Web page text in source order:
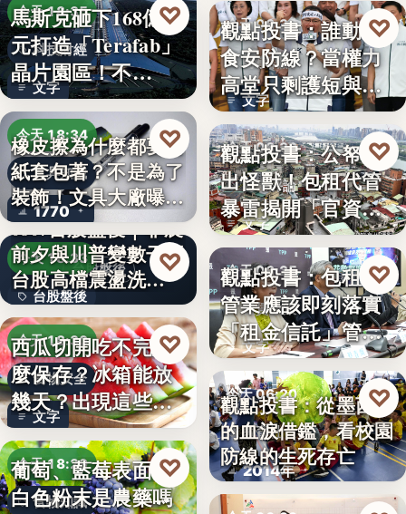
今天 18:35
科技財經
文字
馬斯克砸下168億美
元打造「Terafab」
晶片園區！不…
♡
今天 18:34
文具知識
1770
橡皮擦為什麼都要用
紙套包著？不是為了
裝飾！文具大廠曝重
要…
♡
台股盤後
今天 18:33
台股盤後
170.79
0807台股盤後｜非農
前夕與川普變數干擾
台股高檔震盪洗…
♡
今天 18:30
食物安全
文字
西瓜切開吃不完怎
麼保存？冰箱能放
幾天？出現這些狀
況別再吃
♡
今天 18:29
食物知識
葡萄、藍莓表面的
白色粉末是農藥嗎
♡
今天 06:30
時事評論
文字
觀點投書：誰動了
食安防線？當權力
高堂只剩護短與卸
責
♡
今天 06:30
時事評論
文字
觀點投書：公帑養
出怪獸！包租代管
暴雷揭開「官資共
生」的制…
♡
今天 06:25
租賃政策
文字
觀點投書：包租代
管業應該即刻落實
「租金信託」管理
制度！才…
♡
今天 06:20
教育社會
2014年
觀點投書：從墨西哥
的血淚借鑑，看校園
防線的生死存亡
♡